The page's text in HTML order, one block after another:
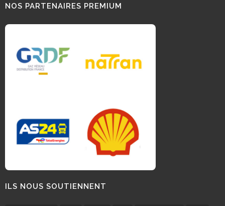
NOS PARTENAIRES PREMIUM
ILS NOUS SOUTIENNENT